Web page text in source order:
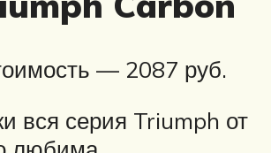
— 2087 руб.
вся серия Triumph от